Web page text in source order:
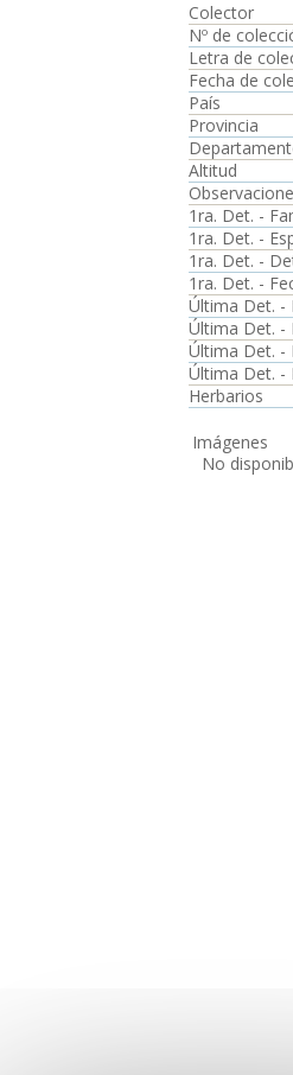
Colector
Nº de
Letra de
Fecha de
País
Provincia
Altitud
1ra. Det. -
1ra. Det. -
1ra. Det. -
1ra. Det. -
Última Det. -
Última Det. -
Última Det. -
Última Det. -
Herbarios
Imágenes
No